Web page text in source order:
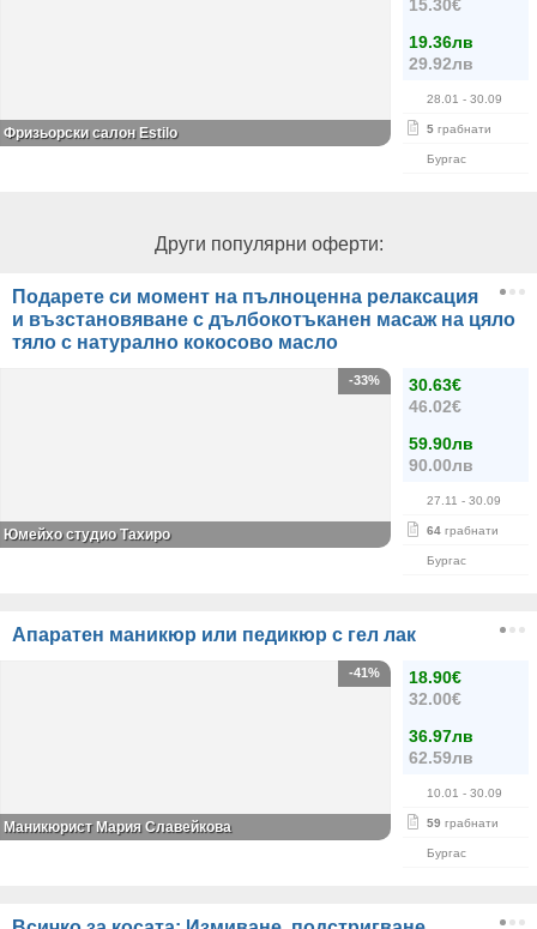
15.30€
19.36лв
29.92лв
28.01 - 30.09
5 грабнати
Бургас
Фризьорски салон Estilo
Други популярни оферти:
Подарете си момент на пълноценна релаксация
и възстановяване с дълбокотъканен масаж на цяло
тяло с натурално кокосово масло
30.63€
46.02€
59.90лв
90.00лв
27.11 - 30.09
64 грабнати
Бургас
-33%
Юмейхо студио Тахиро
Апаратен маникюр или педикюр с гел лак
18.90€
32.00€
36.97лв
62.59лв
10.01 - 30.09
59 грабнати
Бургас
-41%
Маникюрист Мария Славейкова